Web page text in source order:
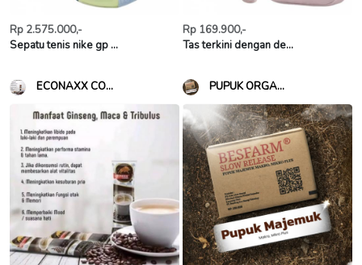
Rp 2.575.000,-
Sepatu tenis nike gp ...
Rp 169.900,-
Tas terkini dengan de...
ECONAXX CO... PUPUK ORGA...